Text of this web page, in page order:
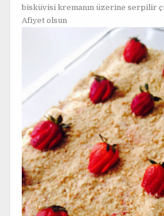
bisküvisi kremanın üzerine serpilir
Afiyet olsun